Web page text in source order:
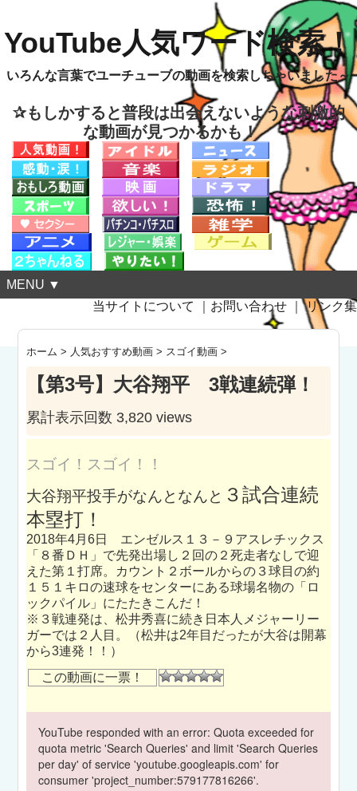
YouTube人気ワード検索！
いろんな言葉でユーチューブの動画を検索しちゃいました～
✰もしかすると普段は出会えないような刺激的
な動画が見つかるかも！
MENU ▼
当サイトについて
お問い合わせ ｜リンク集
ホーム > 人気おすすめ動画 > スゴイ動画 >
【第3号】大谷翔平 3戦連続弾！
累計表示回数 3,820 views
スゴイ！スゴイ！！
大谷翔平投手がなんとなんと ３試合連続
本塁打！
2018年4月6日 エンゼルス１３－９アスレチックス
「８番ＤＨ」で先発出場し２回の２死走者なしで迎
えた第１打席。カウント２ボールからの３球目の約
１５１キロの速球をセンターにある球場名物の「ロ
ックパイル」にたたきこんだ！
※３戦連発は、松井秀喜に続き日本人メジャーリー
ガーでは２人目。（松井は2年目だったが大谷は開幕
から3連発！！）
この動画に一票！
YouTube responded with an error: Quota exceeded for
quota metric 'Search Queries' and limit 'Search Queries
per day' of service 'youtube.googleapis.com' for
consumer 'project_number:579177816266'.